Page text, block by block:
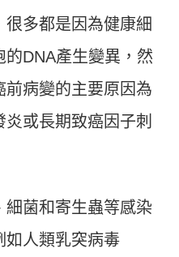
多都是因為健康細
DNA產生變異，然
前病變的主要原因為
或長期致癌因子刺
細菌和寄生蟲等感染
如人類乳突病毒